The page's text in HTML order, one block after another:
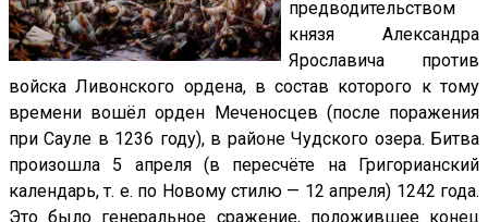
предводительством
князя Александра
Ярославича против
войска Ливонского ордена, в состав которого к тому
времени вошёл орден Меченосцев (после поражения
при Сауле в 1236 году), в районе Чудского озера. Битва
произошла 5 апреля (в пересчёте на Григорианский
календарь, т. е. по Новому стилю — 12 апреля) 1242 года.
Это было генеральное сражение, положившее конец